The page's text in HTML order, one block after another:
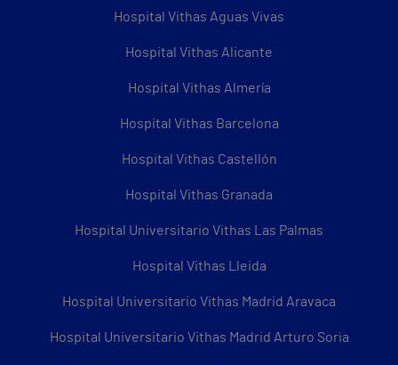
Hospital Vithas Aguas Vivas
Hospital Vithas Alicante
Hospital Vithas Almería
Hospital Vithas Barcelona
Hospital Vithas Castellón
Hospital Vithas Granada
Hospital Universitario Vithas Las Palmas
Hospital Vithas Lleida
Hospital Universitario Vithas Madrid Aravaca
Hospital Universitario Vithas Madrid Arturo Soria